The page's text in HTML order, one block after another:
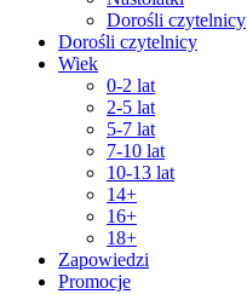
Dorośli czytelnicy
Dorośli czytelnicy
Wiek
0-2 lat
2-5 lat
5-7 lat
7-10 lat
10-13 lat
14+
16+
18+
Zapowiedzi
Promocje